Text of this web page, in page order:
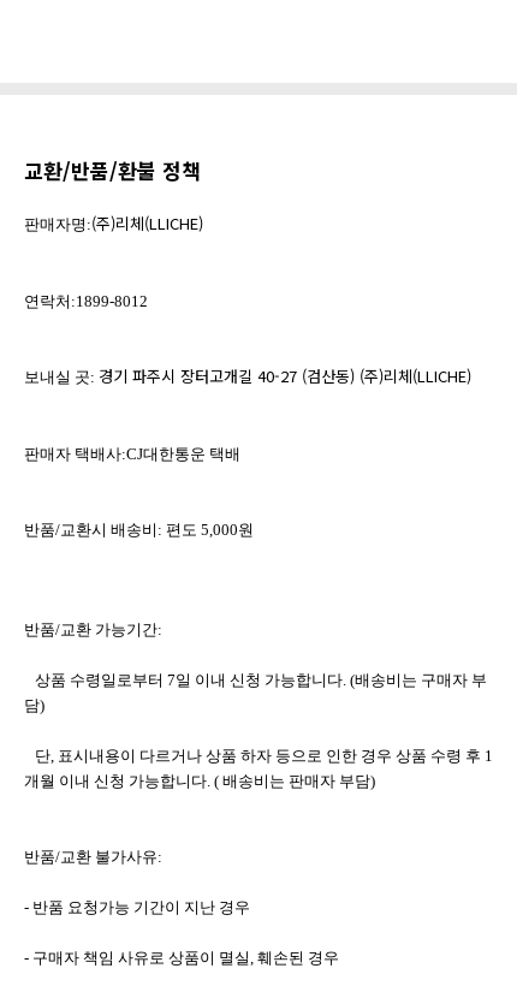
교환/반품/환불 정책
판매자명:(주)리체(LLICHE)
연락처:1899-8012
보내실 곳: 경기 파주시 장터고개길 40-27 (검산동) (주)리체(LLICHE)
판매자 택배사:CJ대한통운 택배
반품/교환시 배송비: 편도 5,000원
반품/교환 가능기간:
담)
개월 이내 신청 가능합니다. ( 배송비는 판매자 부담)
반품/교환 불가사유:
- 반품 요청가능 기간이 지난 경우
- 구매자 책임 사유로 상품이 멸실, 훼손된 경우